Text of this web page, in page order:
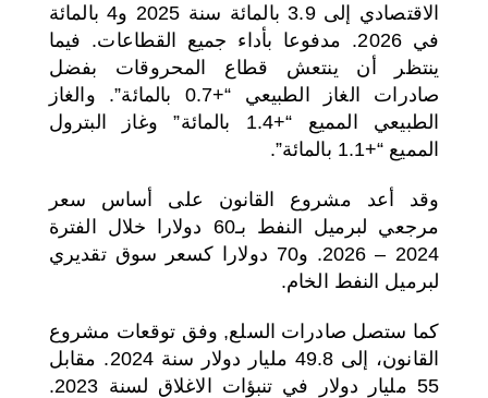
الاقتصادي إلى 3.9 بالمائة سنة 2025 و4 بالمائة
في 2026. مدفوعا بأداء جميع القطاعات. فيما
ينتظر أن ينتعش قطاع المحروقات بفضل
صادرات الغاز الطبيعي “+0.7 بالمائة”. والغاز
الطبيعي المميع “+1.4 بالمائة” وغاز البترول
المميع “+1.1 بالمائة”.
وقد أعد مشروع القانون على أساس سعر
مرجعي لبرميل النفط بـ60 دولارا خلال الفترة
2024 – 2026. و70 دولارا كسعر سوق تقديري
لبرميل النفط الخام.
كما ستصل صادرات السلع, وفق توقعات مشروع
القانون، إلى 49.8 مليار دولار سنة 2024. مقابل
55 مليار دولار في تنبؤات الاغلاق لسنة 2023.